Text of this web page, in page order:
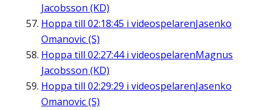
Jacobsson (KD)
Hoppa till 02:18:45 i videospelarenJasenko
Omanovic (S)
Hoppa till 02:27:44i videospelarenMagnus
Jacobsson (KD)
Hoppa till 02:29:29 i videospelarenJasenko
Omanovic (S)